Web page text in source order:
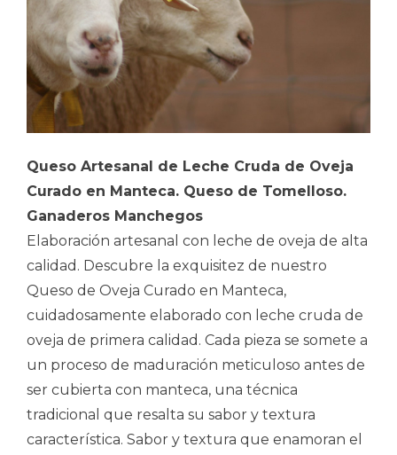
Queso Artesanal de Leche Cruda de Oveja
Curado en Manteca. Queso de Tomelloso.
Ganaderos Manchegos
Elaboración artesanal con leche de oveja de alta
calidad. Descubre la exquisitez de nuestro
Queso de Oveja Curado en Manteca,
cuidadosamente elaborado con leche cruda de
oveja de primera calidad. Cada pieza se somete a
un proceso de maduración meticuloso antes de
ser cubierta con manteca, una técnica
tradicional que resalta su sabor y textura
característica. Sabor y textura que enamoran el